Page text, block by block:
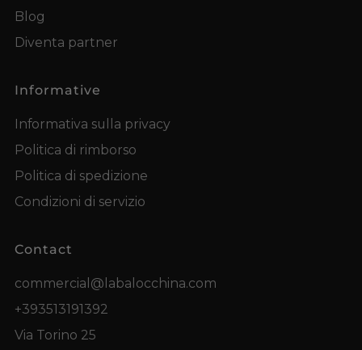
Blog
Diventa partner
Informative
Informativa sulla privacy
Politica di rimborso
Politica di spedizione
Condizioni di servizio
Contact
commercial@labalocchina.com
+393513191392
Via Torino 25